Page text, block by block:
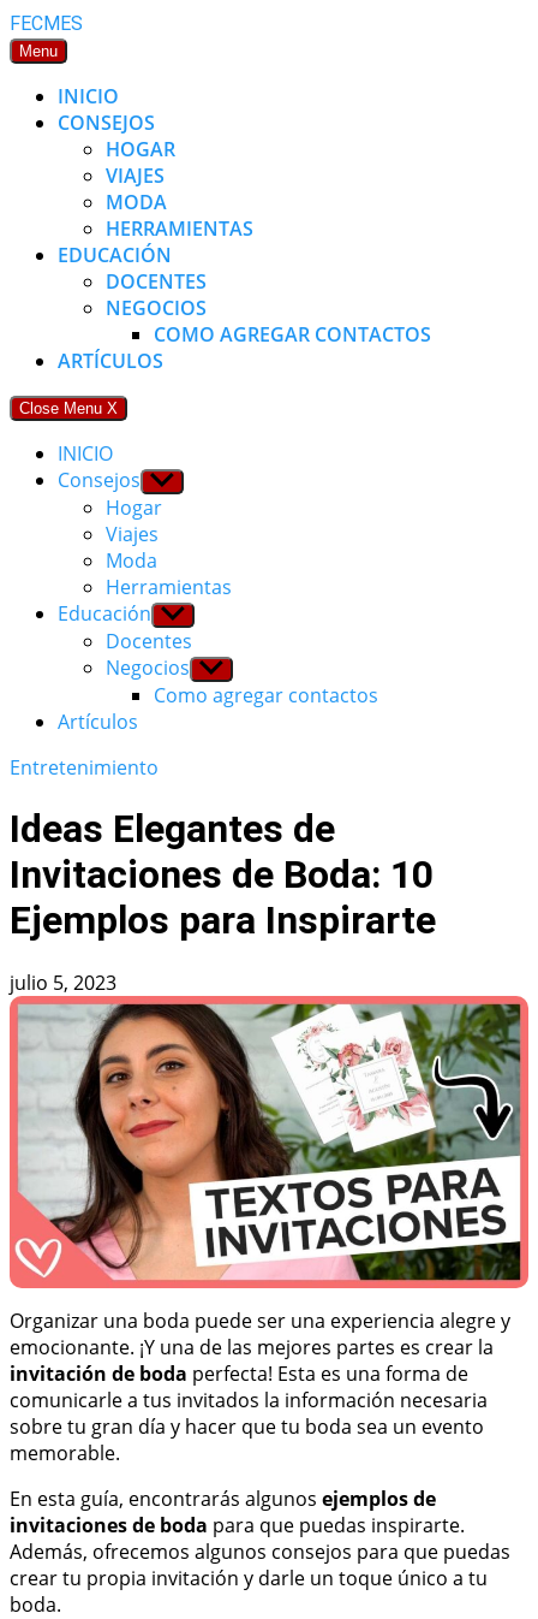
Skip
to
FECMES
Menu
INICIO
CONSEJOS
HOGAR
VIAJES
MODA
HERRAMIENTAS
EDUCACIÓN
DOCENTES
NEGOCIOS
COMO AGREGAR CONTACTOS
ARTÍCULOS
Close Menu X
INICIO
Consejos Show
sub
menu
Hogar
Viajes
Moda
Herramientas
Educación Show
sub
menu
Docentes
Negocios Show
sub
menu
Como agregar contactos
Artículos
Entretenimiento
Ideas Elegantes de
Invitaciones de Boda: 10
Ejemplos para Inspirarte
julio 5, 2023
Organizar una boda puede ser una experiencia alegre y
emocionante. ¡Y una de las mejores partes es crear la
invitación de boda perfecta! Esta es una forma de
comunicarle a tus invitados la información necesaria
sobre tu gran día y hacer que tu boda sea un evento
memorable.
En esta guía, encontrarás algunos ejemplos de
invitaciones de boda para que puedas inspirarte.
Además, ofrecemos algunos consejos para que puedas
crear tu propia invitación y darle un toque único a tu
boda.